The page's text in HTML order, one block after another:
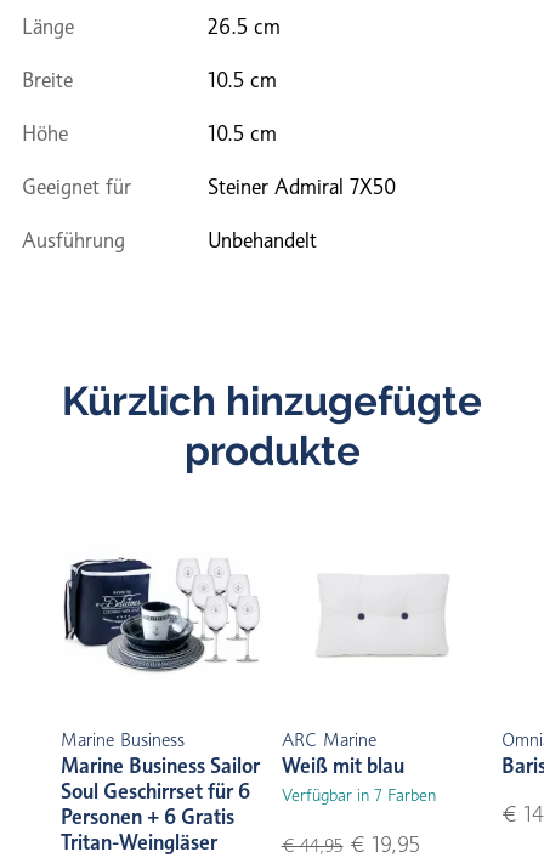
Länge 26.5 cm
Breite 10.5 cm
Höhe 10.5 cm
Geeignet für Steiner Admiral 7X50
Ausführung Unbehandelt
Kürzlich hinzugefügte
produkte
Marine Business
Marine Business Sailor
Soul Geschirrset für 6
Personen + 6 Gratis
Tritan-Weingläser
ARC Marine
Weiß mit blau
Verfügbar in 7 Farben
€ 44,95€ 19,95
€